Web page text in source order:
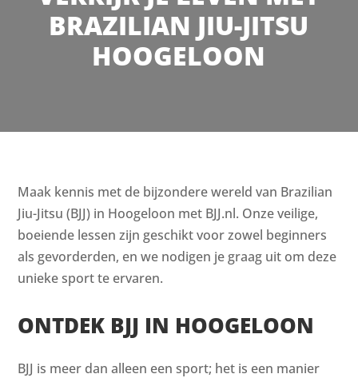
BRAZILIAN JIU-JITSU
HOOGELOON
Maak kennis met de bijzondere wereld van Brazilian
Jiu-Jitsu (BJJ) in Hoogeloon met BJJ.nl. Onze veilige,
boeiende lessen zijn geschikt voor zowel beginners
als gevorderden, en we nodigen je graag uit om deze
unieke sport te ervaren.
ONTDEK BJJ IN HOOGELOON
BJJ is meer dan alleen een sport; het is een manier